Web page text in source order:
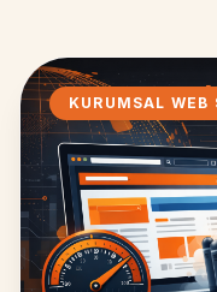
KURUMSAL WEB